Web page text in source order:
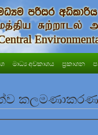
මාධ්‍ය අවකාශය ප්‍රකාශන